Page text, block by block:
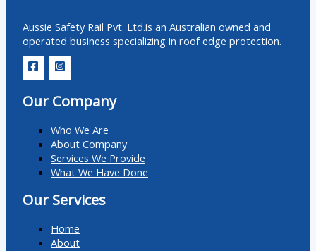
Aussie Safety Rail Pvt. Ltd.is an Australian owned and
operated business specializing in roof edge protection.
Our Company
Who We Are
About Company
Services We Provide
What We Have Done
Our Services
Home
About